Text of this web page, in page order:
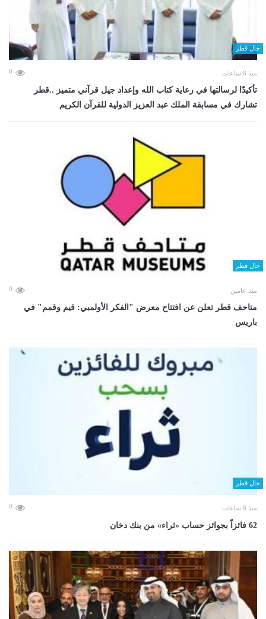
حال قطر
منذ 8 ساعات 0
تأكيدًا لرسالتها في رعاية كتاب الله وإعداد جيل قرآني متميز ..قطر
تشارك في مسابقة الملك عبد العزيز الدولية للقرآن الكريم
حال قطر
منذ عامين 0
متاحف قطر تعلن عن افتتاح معرض "الفكر الأولمبي: قيم وقمم" في
باريس
حال قطر
منذ 8 ساعات 0
62 فائزاً بجوائز حساب «ثراء» من بنك دخان